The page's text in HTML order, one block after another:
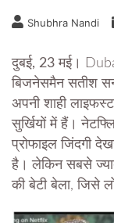
Shubhra Nandi
दुबई, 23 मई।
बिजनेसमैन सतीश
अपनी शाही
सुर्खियों में हैं।
प्रोफाइल जिंदगी
है। लेकिन सबसे
की बेटी बेला, जिसे